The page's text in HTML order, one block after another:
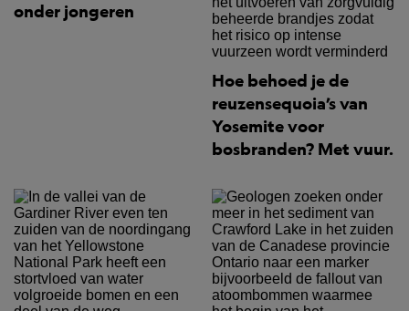
onder jongeren
Hoe behoed je de
reuzensequoia’s van
Yosemite voor
bosbranden? Met vuur.